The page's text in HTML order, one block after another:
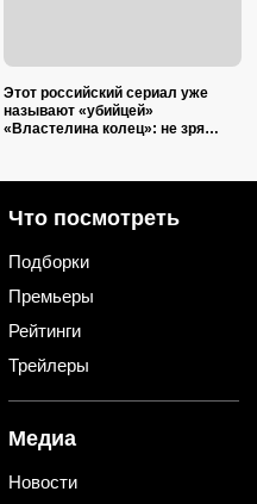
Этот российский сериал уже
называют «убийцей»
«Властелина колец»: не зря
Что посмотреть
Подборки
Премьеры
Рейтинги
Трейлеры
Медиа
Новости